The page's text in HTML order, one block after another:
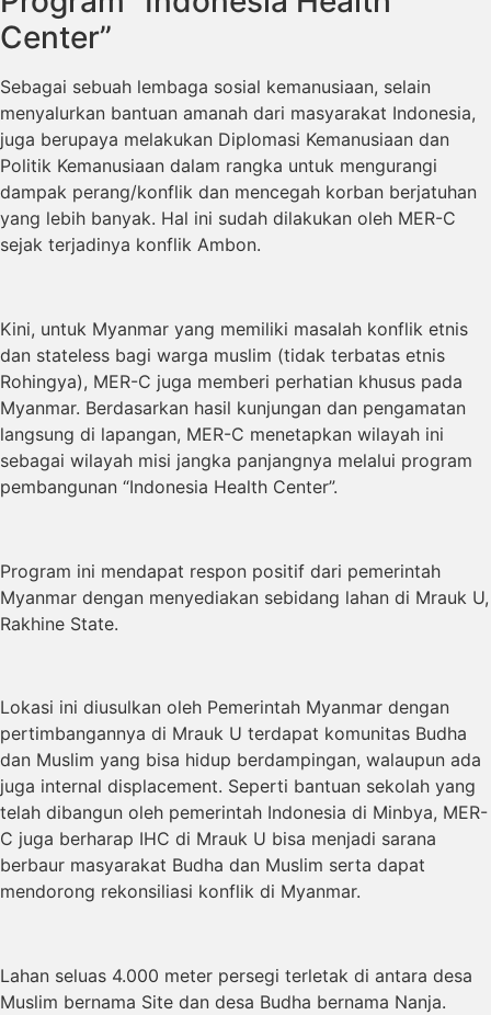
Center”
Sebagai sebuah lembaga sosial kemanusiaan, selain
menyalurkan bantuan amanah dari masyarakat Indonesia,
juga berupaya melakukan Diplomasi Kemanusiaan dan
Politik Kemanusiaan dalam rangka untuk mengurangi
dampak perang/konflik dan mencegah korban berjatuhan
yang lebih banyak. Hal ini sudah dilakukan oleh MER-C
sejak terjadinya konflik Ambon.
Kini, untuk Myanmar yang memiliki masalah konflik etnis
dan stateless bagi warga muslim (tidak terbatas etnis
Rohingya), MER-C juga memberi perhatian khusus pada
Myanmar. Berdasarkan hasil kunjungan dan pengamatan
langsung di lapangan, MER-C menetapkan wilayah ini
sebagai wilayah misi jangka panjangnya melalui program
pembangunan “Indonesia Health Center”.
Program ini mendapat respon positif dari pemerintah
Myanmar dengan menyediakan sebidang lahan di Mrauk U,
Rakhine State.
Lokasi ini diusulkan oleh Pemerintah Myanmar dengan
pertimbangannya di Mrauk U terdapat komunitas Budha
dan Muslim yang bisa hidup berdampingan, walaupun ada
juga internal displacement. Seperti bantuan sekolah yang
telah dibangun oleh pemerintah Indonesia di Minbya, MER-
C juga berharap IHC di Mrauk U bisa menjadi sarana
berbaur masyarakat Budha dan Muslim serta dapat
mendorong rekonsiliasi konflik di Myanmar.
Lahan seluas 4.000 meter persegi terletak di antara desa
Muslim bernama Site dan desa Budha bernama Nanja.